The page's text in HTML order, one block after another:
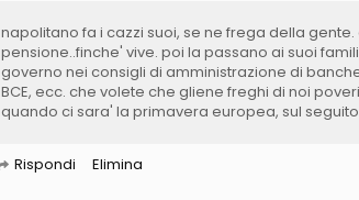
napolitano fa i cazzi suoi, se ne frega della
pensione..finche' vive. poi la passano ai suoi
governo nei consigli di amministrazione di
BCE, ecc. che volete che gliene freghi di noi
quando ci sara' la primavera europea, sul
Rispondi Elimina